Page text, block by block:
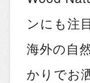
ンにも注
海外の自
かりでお